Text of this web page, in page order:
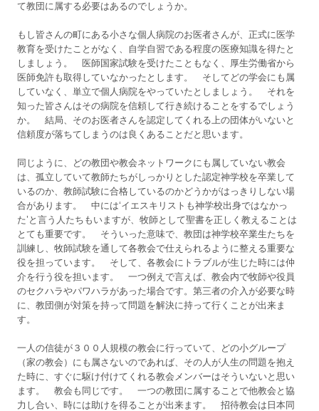
て教団に属する必要はあるのでしょうか。
もし皆さんの町にある小さな個人病院のお医者さんが、正式に医学
教育を受けたことがなく、自学自習である程度の医療知識を得たと
しましょう。 医師国家試験を受けたこともなく、厚生労働省から
医師免許も取得していなかったとします。 そしてどの学会にも属
していなく、単立で個人病院をやっていたとしましょう。 それを
知った皆さんはその病院を信頼して行き続けることをするでしょう
か。 結局、そのお医者さんを認定してくれる上の団体がいないと
信頼度が落ちてしまうのは良くあることだと思います。
同じように、どの教団や教会ネットワークにも属していない教会
は、孤立していて教師たちがしっかりとした認定神学校を卒業して
いるのか、教師試験に合格しているのかどうかがはっきりしない場
合があります。 中には‘イエスキリストも神学校出身ではなかっ
た’と言う人たちもいますが、牧師として聖書を正しく教えることは
とても重要です。 そういった意味で、教団は神学校卒業生たちを
訓練し、牧師試験を通して各教会で仕えられるように整える重要な
役を担っています。 そして、各教会にトラブルが生じた時には仲
介を行う役を担います。 一つ例えで言えば、教会内で牧師や役員
のセクハラやパワハラがあった場合です。第三者の介入が必要な時
に、教団側が対策を持って問題を解決に持って行くことが出来ま
す。
一人の信徒が３００人規模の教会に行っていて、どの小グループ
（家の教会）にも属さないのであれば、その人が人生の問題を抱え
た時に、すぐに駆け付けてくれる教会メンバーはそういないと思い
ます。 教会も同じです。 一つの教団に属することで他教会と協
力し合い、時には助けを得ることが出来ます。 招待教会は日本同